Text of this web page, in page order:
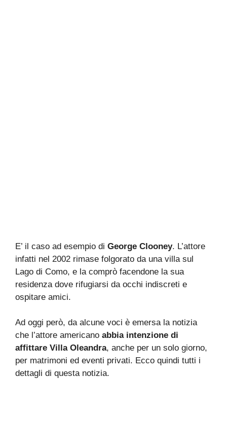
E’ il caso ad esempio di George Clooney. L’attore
infatti nel 2002 rimase folgorato da una villa sul
Lago di Como, e la comprò facendone la sua
residenza dove rifugiarsi da occhi indiscreti e
ospitare amici.
Ad oggi però, da alcune voci è emersa la notizia
che l’attore americano abbia intenzione di
affittare Villa Oleandra, anche per un solo giorno,
per matrimoni ed eventi privati. Ecco quindi tutti i
dettagli di questa notizia.